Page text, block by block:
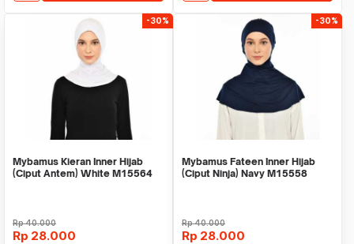
-30%
Mybamus Kieran Inner Hijab
(Ciput Antem) White M15564
Rp40.000
Rp 28.000
-30%
Mybamus Fateen Inner Hijab
(Ciput Ninja) Navy M15558
Rp40.000
Rp 28.000